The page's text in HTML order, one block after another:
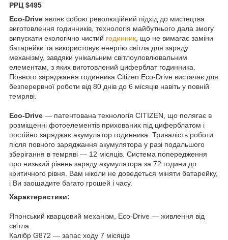
РРЦ $495
Eco-Drive являє собою революційний підхід до мистецтва
виготовлення годинників, технологія майбутнього дала змогу
випускати екологічно чистий годинник , що не вимагає заміни
батарейки та використовує енергію світла для заряду
механізму, завдяки унікальним світлоуловлювальним
елементам, з яких виготовлений циферблат годинника.
Повного заряджання годинника Citizen Eco-Drive вистачає для
безперервної роботи від 80 днів до 6 місяців навіть у повній
темряві.
Eco-Drive — патентована технологія CITIZEN, що полягає в
розміщенні фотоелементів прихованих під циферблатом і
постійно заряджає акумулятор годинника. Тривалість роботи
після повного заряджання акумулятора у разі подальшого
зберігання в темряві — 12 місяців. Система попередження
про низький рівень заряду акумулятора за 72 години до
критичного рівня. Вам ніколи не доведеться міняти батарейку,
і Ви заощадите багато грошей і часу.
Характеристики:
Японський кварцовий механізм, Eco-Drive — живлення від
світла
Калібр G872 — запас ходу 7 місяців